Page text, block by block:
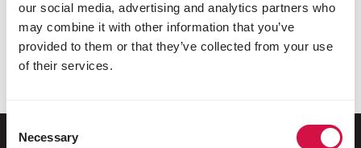
our social media, advertising and analytics partners who
may combine it with other information that you’ve
provided to them or that they’ve collected from your use
of their services.
Selection
Necessary
kdykoli vhodné krmivo z naší řady ve správných
dávkách. Naše krmiva jsou sestavena na
pečlivém výběru vysoce kvalitních přírodních
surovin.